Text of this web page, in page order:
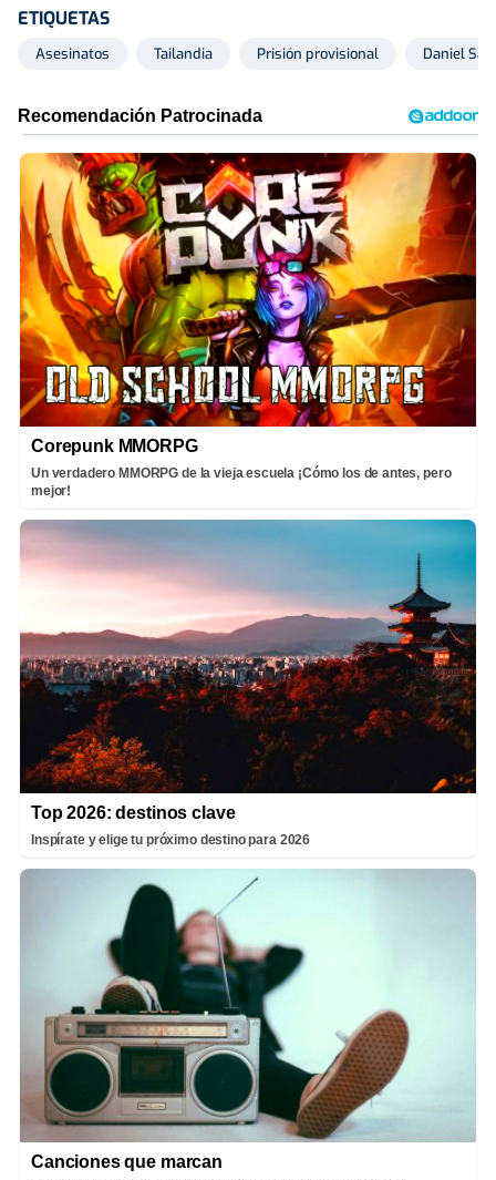
ETIQUETAS
Asesinatos Tailandia Prisión provisional Daniel
Corepunk MMORPG
Un verdadero MMORPG de la vieja escuela ¡Cómo los de antes, pero
mejor!
Top 2026: destinos clave
Inspírate y elige tu próximo destino para 2026
Canciones que marcan